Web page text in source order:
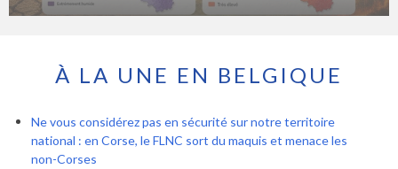
À LA UNE EN BELGIQUE
Ne vous considérez pas en sécurité sur notre territoire
national : en Corse, le FLNC sort du maquis et menace les
non-Corses